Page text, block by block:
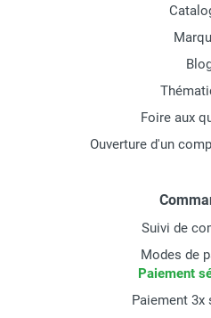
Foire aux
Ouverture d'un
Suivi de
Modes de
Paiement
Paiement 3x